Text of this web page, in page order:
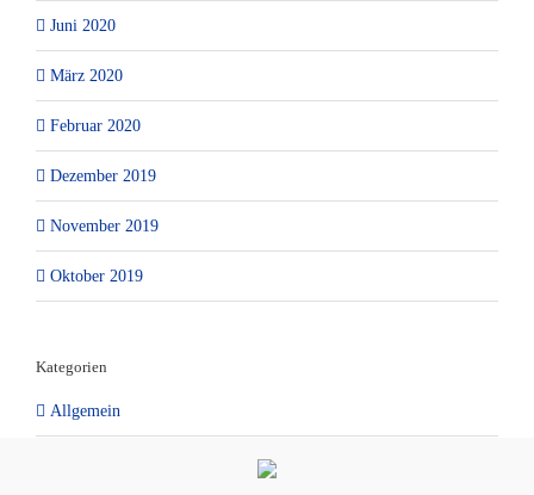
Juni 2020
März 2020
Februar 2020
Dezember 2019
November 2019
Oktober 2019
Kategorien
Allgemein